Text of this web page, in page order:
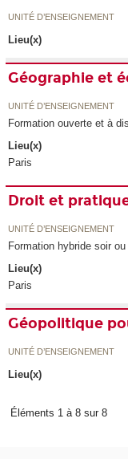
UNITÉ D’ENSEIGNEMENT
Lieu(x)
Géographie et
UNITÉ D’ENSEIGNEMENT
Formation ouverte et à
Lieu(x)
Paris
Droit et
UNITÉ D’ENSEIGNEMENT
Formation hybride soir
Lieu(x)
Paris
Géopolitique
UNITÉ D’ENSEIGNEMENT
Lieu(x)
Éléments 1 à 8 sur 8